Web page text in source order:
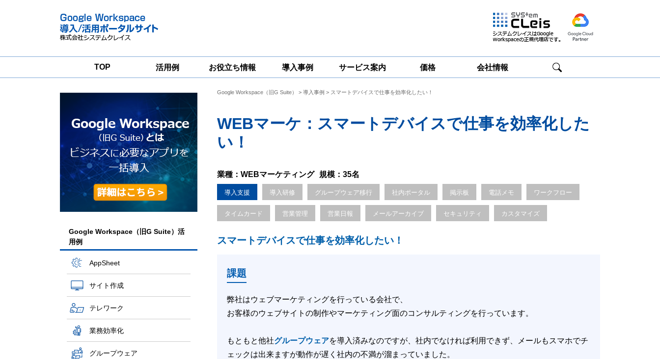
TOP 活用例 お役立ち情報
一問一答 コラム
導入事例 サービス案内
支援サービス
グループウェア
移行支援
Google
対策サービス
Google
Google
価格 会社情報
Google Workspace（旧G Suite）活
用例
AppSheet
サイト作成
テレワーク
業務効率化
グループウェア
Google Workspace（旧G Suite） > 導入事例 > スマートデバイスで仕事を効率化したい！
WEBマーケ：スマートデバイスで仕事を効率化した
い！
業種：WEBマーケティング 規模：35名
導入支援 導入研修 グループウェア移行 社内ポータル 掲示板 電話メモ ワークフロー
タイムカード 営業管理 営業日報 メールアーカイブ セキュリティ カスタマイズ
スマートデバイスで仕事を効率化したい！
課題
弊社はウェブマーケティングを行っている会社で、
お客様のウェブサイトの制作やマーケティング面のコンサルティングを行っています。
もともと他社グループウェアを導入済みなのですが、社内でなければ利用できず、メールもスマホでチ
ェックは出来ますが動作が遅く社内の不満が溜まっていました。